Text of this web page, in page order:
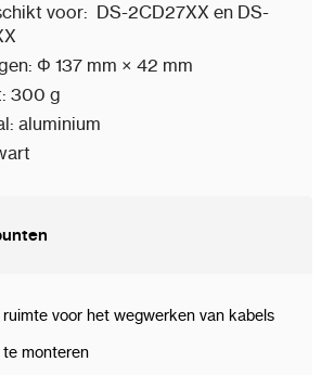
voor: DS-2CD27XX en DS-
Φ 137 mm × 42 mm
300 g
aluminium
ruimte voor het wegwerken van kabels
te monteren